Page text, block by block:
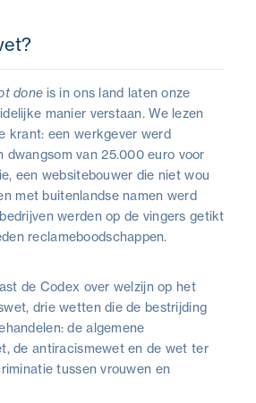
done is in ons land laten onze
manier verstaan. We lezen
krant: een werkgever werd
dwangsom van 25.000 euro voor
een websitebouwer die niet wou
met buitenlandse namen werd
werden op de vingers getikt
reclameboodschappen.
de Codex over welzijn op het
drie wetten die de bestrijding
de algemene
de antiracismewet en de wet ter
tussen vrouwen en